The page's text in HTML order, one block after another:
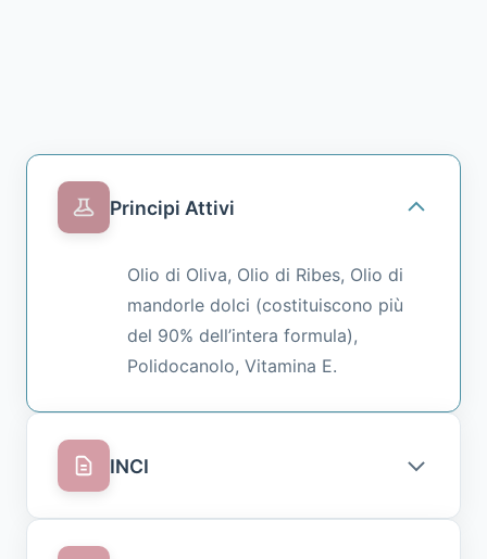
Principi Attivi
Olio di Oliva, Olio di Ribes, Olio di
mandorle dolci (costituiscono più
del 90% dell’intera formula),
Polidocanolo, Vitamina E.
INCI